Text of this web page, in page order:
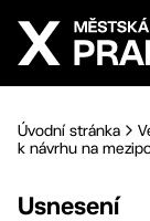
Přejít na
Úvodní stránka
k návrhu na
Usnesení